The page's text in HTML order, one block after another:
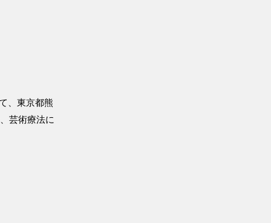
、東京都熊
芸術療法に